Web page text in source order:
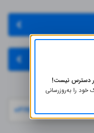
۰۲۱۹۱۰۰۱۰۲۲
دسترس نیست!
را به‌روز‌رسانی